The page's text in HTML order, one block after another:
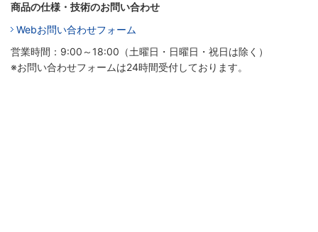
商品の仕様・技術のお問い合わせ
Webお問い合わせフォーム
営業時間：9:00～18:00（土曜日・日曜日・祝日は除く）
※お問い合わせフォームは24時間受付しております。